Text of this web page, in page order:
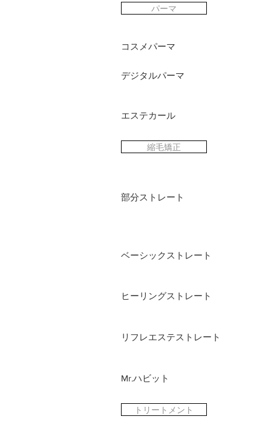
パーマ
コスメパーマ
デジタルパーマ
エステカール
縮毛矯正
部分ストレート
ベーシックストレート
ヒーリングストレート
リフレエステストレート
Mr.ハビット
トリートメント